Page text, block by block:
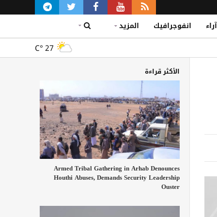
آراء انفوجرافيك المزيد
C° 27
الأكثر قراءة
Armed Tribal Gathering in Arhab Denounces
Houthi Abuses, Demands Security Leadership
Ouster